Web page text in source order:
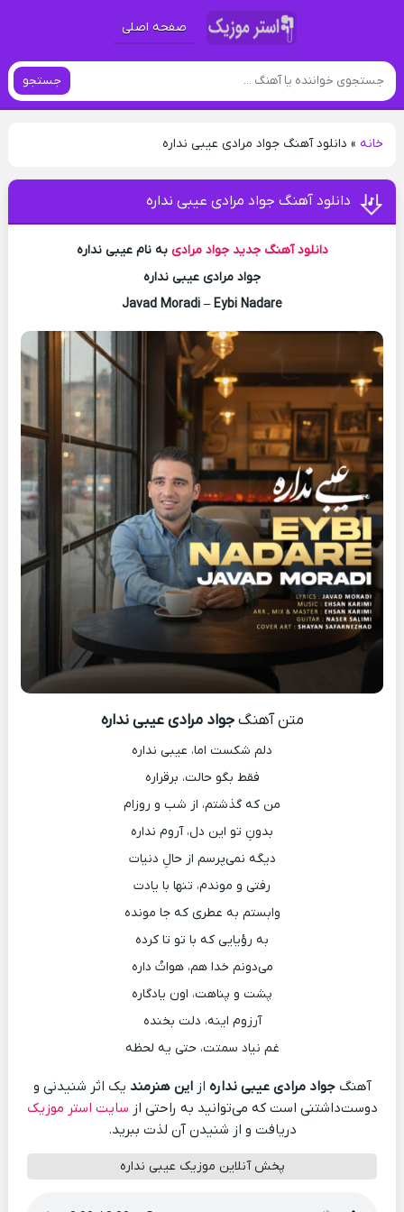
صفحه اصلی
جستجو
خانه» دانلود آهنگ جواد مرادی عیبی نداره
دانلود آهنگ جواد مرادی عیبی نداره
دانلود آهنگ جدید جواد مرادی به نام عیبی نداره
جواد مرادی عیبی نداره
Javad Moradi – Eybi Nadare
متن آهنگجواد مرادی عیبی نداره
دلم شکست اما، عیبی نداره
فقط بگو حالت، برقراره
من که گذشتم، از شب و روزام
بدونِ تو این دل، آروم نداره
دیگه نمی‌پرسم از حالِ دنیات
رفتی و موندم، تنها با یادت
وابستم به عطری که جا مونده
به رؤیایی که با تو تا کرده
می‌دونم خدا هم، هواتُ داره
پشت و پناهت، اون یادگاره
آرزوم اینه، دلت بخنده
غم نیاد سمتت، حتی یه لحظه
آهنگجواد مرادی عیبی نداره ازاین هنرمند یک اثر شنیدنی و
دوست‌داشتنی است که می‌توانید به راحتی از سایت استر موزیک
دریافت و از شنیدن آن لذت ببرید.
پخش آنلاین موزیک عیبی نداره